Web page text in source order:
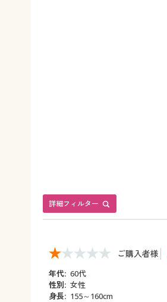
詳細フィルター
ご購入者様
年代: 60代
性別: 女性
身長: 155～160cm